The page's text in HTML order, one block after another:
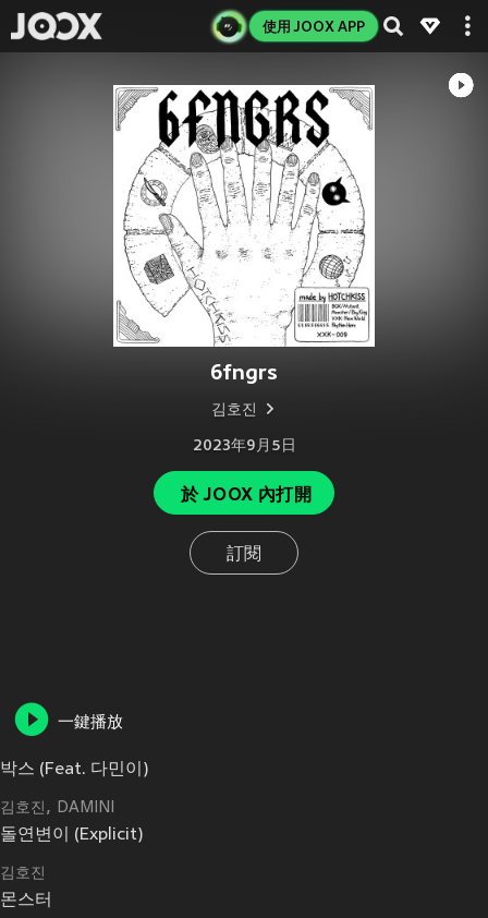
使用 JOOX APP
6fngrs
김호진
2023年9月5日
於 JOOX 內打開
訂閱
一鍵播放
박스 (Feat. 다민이)
김호진 DAMINI
돌연변이 (Explicit)
김호진
몬스터